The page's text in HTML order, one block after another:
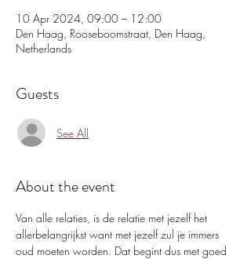
10 Apr 2024, 09:00 – 12:00
Den Haag, Rooseboomstraat, Den Haag,
Netherlands
Guests
See All
About the event
Van alle relaties, is de relatie met jezelf het
allerbelangrijkst want met jezelf zul je immers
oud moeten worden. Dat begint dus met goed